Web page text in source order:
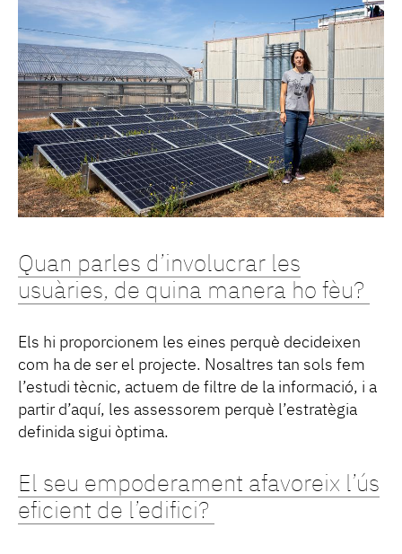
Quan parles d’involucrar les
usuàries, de quina manera ho fèu?
Els hi proporcionem les eines perquè decideixen
com ha de ser el projecte. Nosaltres tan sols fem
l’estudi tècnic, actuem de filtre de la informació, i a
partir d’aquí, les assessorem perquè l’estratègia
definida sigui òptima.
El seu empoderament afavoreix l’ús
eficient de l’edifici?